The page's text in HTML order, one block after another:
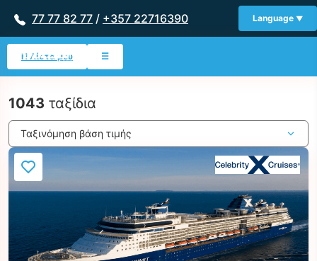
77 77 82 77 / +357 22716390 Language
Η Λίστα μου ☰
1043 ταξίδια